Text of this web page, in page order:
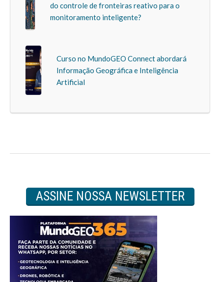
do controle de fronteiras reativo para o
monitoramento inteligente?
Curso no MundoGEO Connect abordará
Informação Geográfica e Inteligência
Artificial
ASSINE NOSSA NEWSLETTER